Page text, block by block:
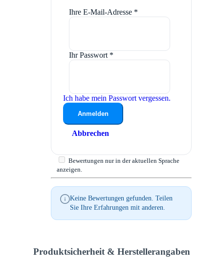
Ihre E-Mail-Adresse *
Ihr Passwort *
Ich habe mein Passwort vergessen.
Anmelden
Abbrechen
Bewertungen nur in der aktuellen Sprache
anzeigen.
Keine Bewertungen gefunden. Teilen
Sie Ihre Erfahrungen mit anderen.
Produktsicherheit & Herstellerangaben